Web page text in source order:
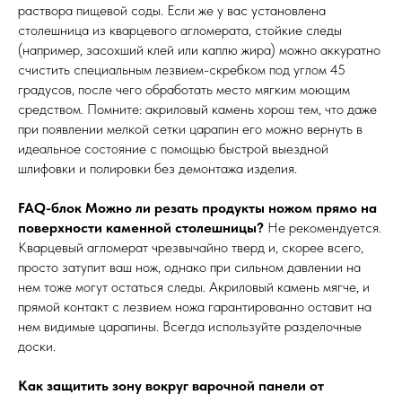
раствора пищевой соды. Если же у вас установлена
столешница из кварцевого агломерата, стойкие следы
(например, засохший клей или каплю жира) можно аккуратно
счистить специальным лезвием-скребком под углом 45
градусов, после чего обработать место мягким моющим
средством. Помните: акриловый камень хорош тем, что даже
при появлении мелкой сетки царапин его можно вернуть в
идеальное состояние с помощью быстрой выездной
шлифовки и полировки без демонтажа изделия.
FAQ-блок Можно ли резать продукты ножом прямо на
поверхности каменной столешницы? Не рекомендуется.
Кварцевый агломерат чрезвычайно тверд и, скорее всего,
просто затупит ваш нож, однако при сильном давлении на
нем тоже могут остаться следы. Акриловый камень мягче, и
прямой контакт с лезвием ножа гарантированно оставит на
нем видимые царапины. Всегда используйте разделочные
доски.
Как защитить зону вокруг варочной панели от